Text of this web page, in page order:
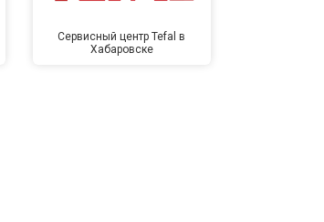
Сервисный центр Tefal в
Хабаровске